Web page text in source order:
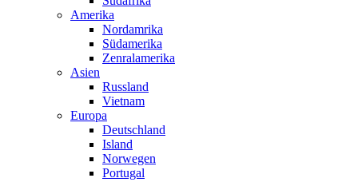
Amerika
Nordamrika
Südamerika
Zenralamerika
Asien
Russland
Vietnam
Europa
Deutschland
Island
Norwegen
Portugal